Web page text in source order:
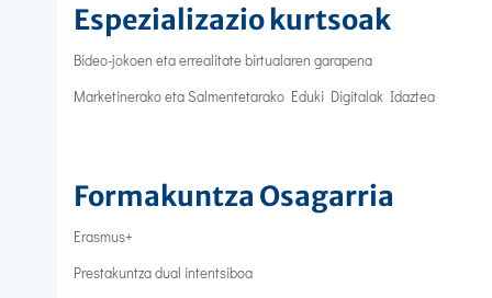
Espezializazio kurtsoak
Bideo-jokoen eta errealitate birtualaren garapena
Marketinerako eta Salmentetarako Eduki Digitalak Idaztea
Formakuntza Osagarria
Erasmus+
Prestakuntza dual intentsiboa